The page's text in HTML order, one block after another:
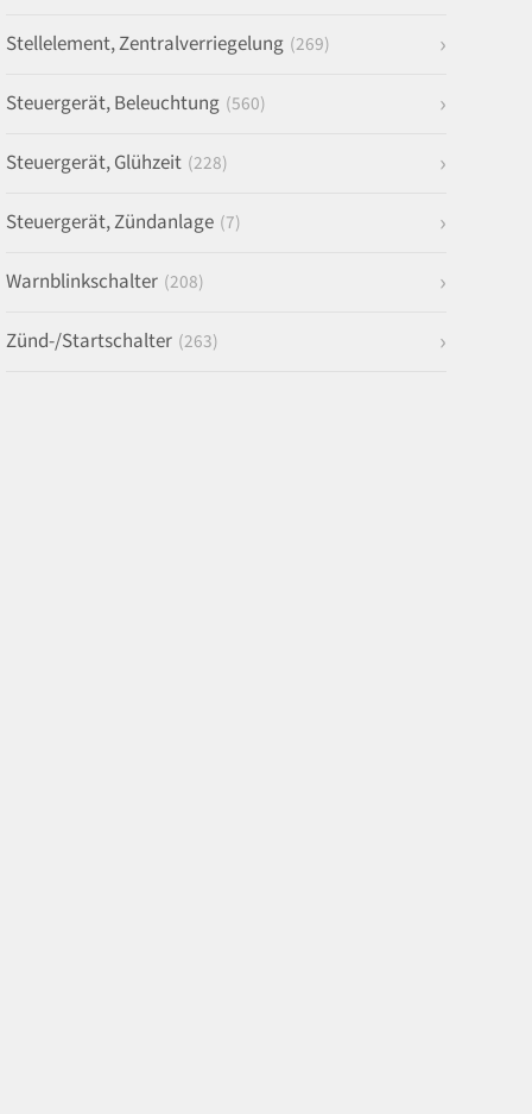
Stellelement, Zentralverriegelung (269)
Steuergerät, Beleuchtung (560)
Steuergerät, Glühzeit (228)
Steuergerät, Zündanlage (7)
Warnblinkschalter (208)
Zünd-/Startschalter (263)